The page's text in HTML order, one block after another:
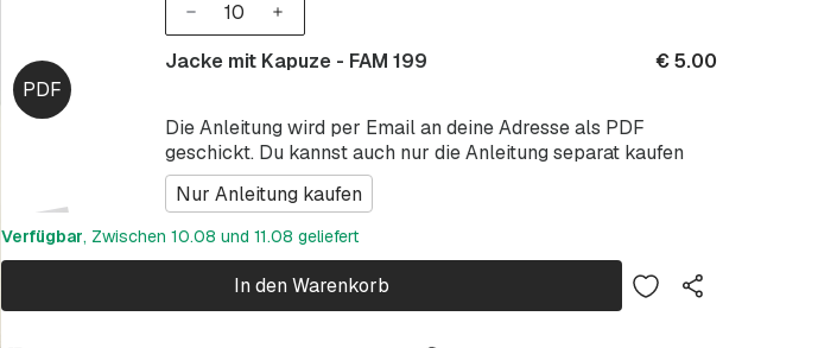
Die Anleitung wird per Email an deine Adresse als PDF
geschickt. Du kannst auch nur die Anleitung separat kaufen
Nur Anleitung kaufen
Jacke mit Kapuze - FAM 199 €5.00
Verfügbar, Zwischen 10.08 und 11.08 geliefert
In den Warenkorb